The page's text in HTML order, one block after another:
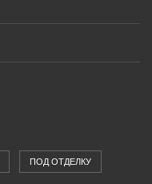
ПОД ОТДЕЛКУ